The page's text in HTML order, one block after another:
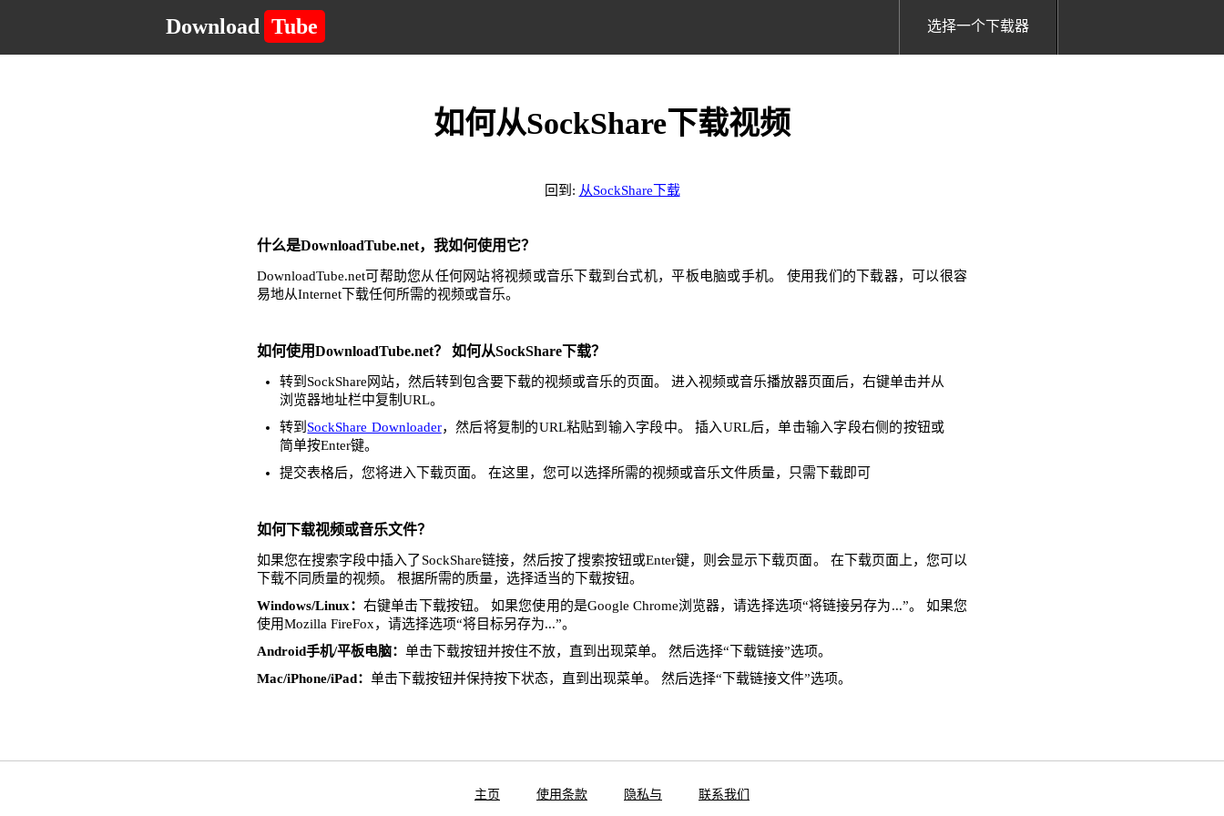
Download Tube 选择一个下载器
如何从SockShare下载视频
回到: 从SockShare下载
什么是DownloadTube.net，我如何使用它？
DownloadTube.net可帮助您从任何网站将视频或音乐下载到台式机，平板电脑或手机。 使用我们的下载器，可以很容
易地从Internet下载任何所需的视频或音乐。
如何使用DownloadTube.net？ 如何从SockShare下载？
转到SockShare网站，然后转到包含要下载的视频或音乐的页面。 进入视频或音乐播放器页面后，右键单击并从
浏览器地址栏中复制URL。
转到 SockShare Downloader，然后将复制的URL粘贴到输入字段中。 插入URL后，单击输入字段右侧的按钮或
简单按Enter键。
提交表格后，您将进入下载页面。 在这里，您可以选择所需的视频或音乐文件质量，只需下载即可
如何下载视频或音乐文件？
如果您在搜索字段中插入了SockShare链接，然后按了搜索按钮或Enter键，则会显示下载页面。 在下载页面上，您可以
下载不同质量的视频。 根据所需的质量，选择适当的下载按钮。
Windows/Linux：右键单击下载按钮。 如果您使用的是Google Chrome浏览器，请选择选项“将链接另存为...”。 如果您
使用Mozilla FireFox，请选择选项“将目标另存为...”。
Android手机/平板电脑： 单击下载按钮并按住不放，直到出现菜单。 然后选择“下载链接”选项。
Mac/iPhone/iPad： 单击下载按钮并保持按下状态，直到出现菜单。 然后选择“下载链接文件”选项。
主页 使用条款 隐私与 联系我们